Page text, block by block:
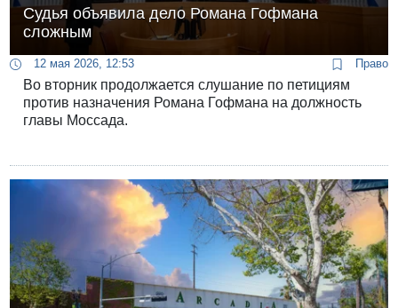
Судья объявила дело Романа Гофмана
сложным
12 мая 2026, 12:53 Право
Во вторник продолжается слушание по петициям
против назначения Романа Гофмана на должность
главы Моссада.